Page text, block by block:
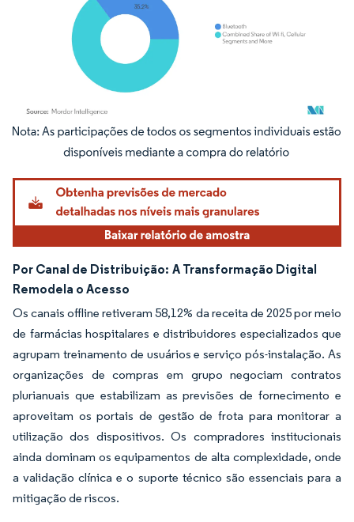
Imagem © Mordor Intelligence. O reuso requer atribuição conforme CC BY 4.0.
Por Canal de Distribuição: A Transformação Digital
Remodela o Acesso
Os canais offline retiveram 58,12% da receita de 2025 por meio
de farmácias hospitalares e distribuidores especializados que
agrupam treinamento de usuários e serviço pós-instalação. As
organizações de compras em grupo negociam contratos
plurianuais que estabilizam as previsões de fornecimento e
aproveitam os portais de gestão de frota para monitorar a
utilização dos dispositivos. Os compradores institucionais
ainda dominam os equipamentos de alta complexidade, onde
a validação clínica e o suporte técnico são essenciais para a
mitigação de riscos.